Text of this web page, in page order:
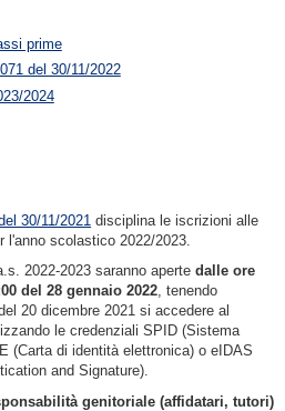
prime
del 30/11/2022
2024
30/11/2021 disciplina le iscrizioni alle
l'anno scolastico 2022/2023.
2022-2023 saranno apertedalle ore
del 28 gennaio 2022, tenendo
20 dicembre 2021 si accedere al
le credenziali SPID (Sistema
(Carta di identità elettronica) o eIDAS
and Signature).
genitoriale (affidatari, tutori)